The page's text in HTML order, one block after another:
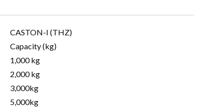
CASTON-I (THZ)
Capacity (kg)
1,000 kg
2,000 kg
3,000kg
5,000kg